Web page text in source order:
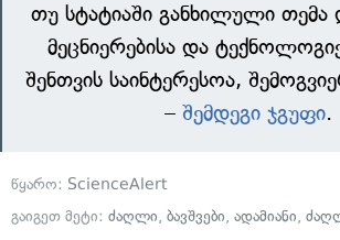
თუ სტატიაში განხილული
მეცნიერებისა და
შენთვის საინტერესოა,
– შემდეგი ჯგუფი.
წყარო: ScienceAlert
გაიგეთ მეტი: ძაღლი, ბავშვები, ადამიანი,